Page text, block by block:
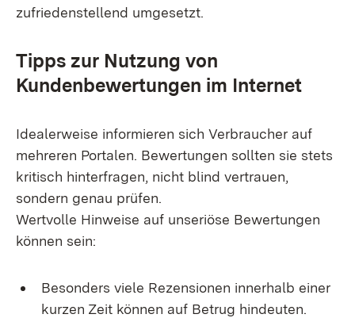
zufriedenstellend umgesetzt.
Tipps zur Nutzung von
Kundenbewertungen im Internet
Idealerweise informieren sich Verbraucher auf
mehreren Portalen. Bewertungen sollten sie stets
kritisch hinterfragen, nicht blind vertrauen,
sondern genau prüfen.
Wertvolle Hinweise auf unseriöse Bewertungen
können sein:
Besonders viele Rezensionen innerhalb einer
kurzen Zeit können auf Betrug hindeuten.